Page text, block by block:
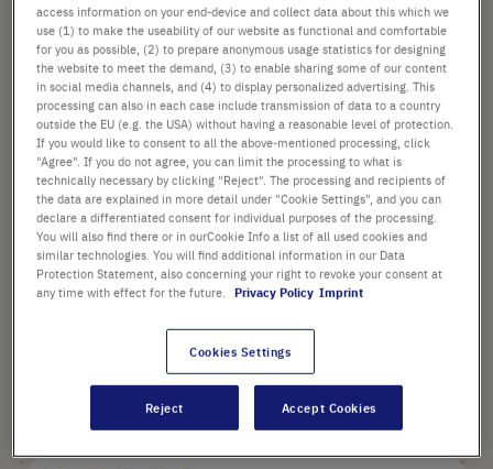
POINTS FORTS
Prix catalogue indiqué. [*hors TVA et frais de port]
Vérifier la disponibilité Horsfrais de port
- +
Ajouter
au
panier
1 Pièce (1 Pack × 1 Pièce)
Description du produit
access information on your end-device and collect data about this which we
use (1) to make the useability of our website as functional and comfortable
for you as possible, (2) to prepare anonymous usage statistics for designing
the website to meet the demand, (3) to enable sharing some of our content
in social media channels, and (4) to display personalized advertising. This
processing can also in each case include transmission of data to a country
outside the EU (e.g. the USA) without having a reasonable level of protection.
If you would like to consent to all the above-mentioned processing, click
"Agree". If you do not agree, you can limit the processing to what is
technically necessary by clicking "Reject". The processing and recipients of
the data are explained in more detail under "Cookie Settings", and you can
declare a differentiated consent for individual purposes of the processing.
You will also find there or in ourCookie Info a list of all used cookies and
similar technologies. You will find additional information in our Data
Protection Statement, also concerning your right to revoke your consent at
any time with effect for the future.
Privacy Policy Imprint
Cookies Settings
Reject Accept Cookies